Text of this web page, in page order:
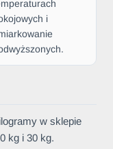
i
w sklepie
kg i 30 kg.